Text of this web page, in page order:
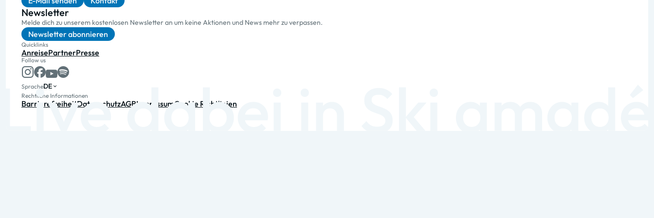
Newsletter
Melde dich zu unserem kostenlosen Newsletter an um keine Aktionen und News mehr zu verpassen.
Newsletter abonnieren
Quicklinks
AnreisePartnerPresse
Follow us
SpracheDE
Rechtliche Informationen
BarrierefreiheitDatenschutzAGBImpressumCookie Richtlinien